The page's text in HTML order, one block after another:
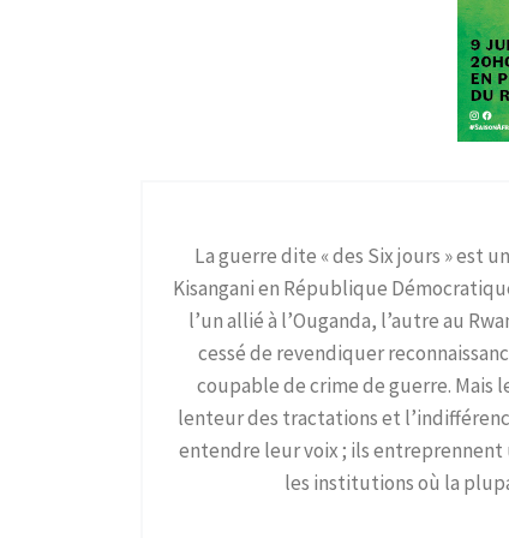
La guerre dite « des Six jours » est
Kisangani en République
l’un allié à l’Ouganda, l’autre au
cessé de revendiquer
coupable de crime de guerre. Mais
lenteur des tractations et
entendre leur voix ; ils entreprennent
les institutions où la